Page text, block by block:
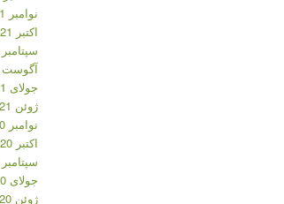
نوامبر 2021
اکتبر 2021
سپتامبر 2021
آگوست 2021
جولای 2021
ژوئن 2021
نوامبر 2020
اکتبر 2020
سپتامبر 2020
جولای 2020
ژوئن 2020